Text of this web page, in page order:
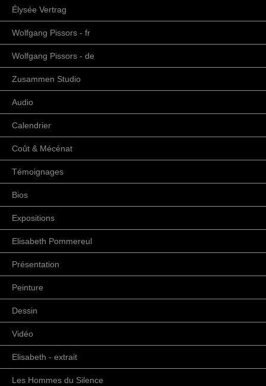
Élysée Vertrag
Wolfgang Pissors - fr
Wolfgang Pissors - de
Zusammen Studio
Audio
Calendrier
Coût & Mécénat
Témoignages
Bios
Expositions
Elisabeth Pommereul
Présentation
Peinture
Dessin
Vidéo
Elisabeth - extrait
Les Hommes du Silence